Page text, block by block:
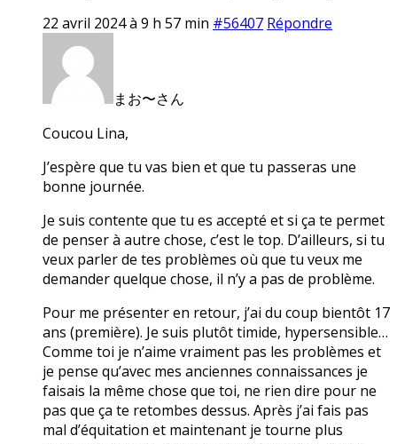
22 avril 2024 à 9 h 57 min #56407 Répondre
まお〜さん
Coucou Lina,
J’espère que tu vas bien et que tu passeras une
bonne journée.
Je suis contente que tu es accepté et si ça te permet
de penser à autre chose, c’est le top. D’ailleurs, si tu
veux parler de tes problèmes où que tu veux me
demander quelque chose, il n’y a pas de problème.
Pour me présenter en retour, j’ai du coup bientôt 17
ans (première). Je suis plutôt timide, hypersensible…
Comme toi je n’aime vraiment pas les problèmes et
je pense qu’avec mes anciennes connaissances je
faisais la même chose que toi, ne rien dire pour ne
pas que ça te retombes dessus. Après j’ai fais pas
mal d’équitation et maintenant je tourne plus